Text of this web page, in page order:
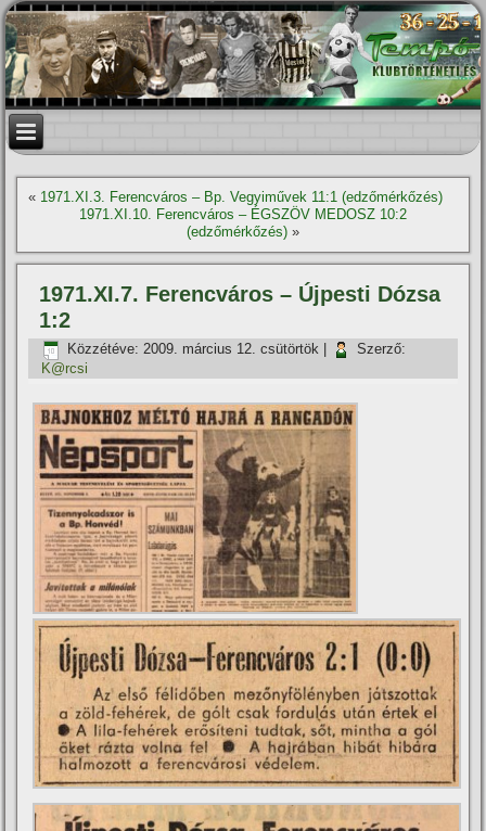
« 1971.XI.3. Ferencváros – Bp. Vegyiművek 11:1 (edzőmérkőzés)
1971.XI.10. Ferencváros – ÉGSZÖV MEDOSZ 10:2
(edzőmérkőzés) »
1971.XI.7. Ferencváros – Újpesti Dózsa
1:2
Közzétéve: 2009. március 12. csütörtök
Szerző:
K@rcsi